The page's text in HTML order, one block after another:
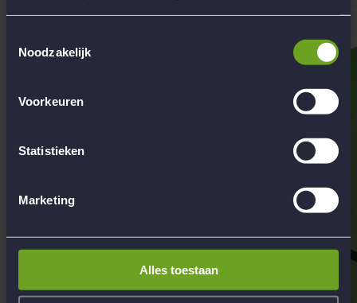
Noodzakelijk
Voorkeuren
Statistieken
Marketing
Alles toestaan